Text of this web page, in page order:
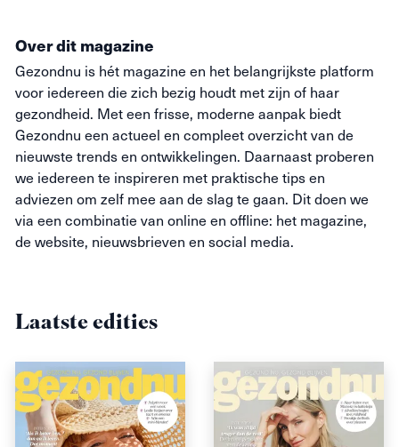
Over dit magazine
Gezondnu is hét magazine en het belangrijkste platform
voor iedereen die zich bezig houdt met zijn of haar
gezondheid. Met een frisse, moderne aanpak biedt
Gezondnu een actueel en compleet overzicht van de
nieuwste trends en ontwikkelingen. Daarnaast proberen
we iedereen te inspireren met praktische tips en
adviezen om zelf mee aan de slag te gaan. Dit doen we
via een combinatie van online en offline: het magazine,
de website, nieuwsbrieven en social media.
Laatste edities